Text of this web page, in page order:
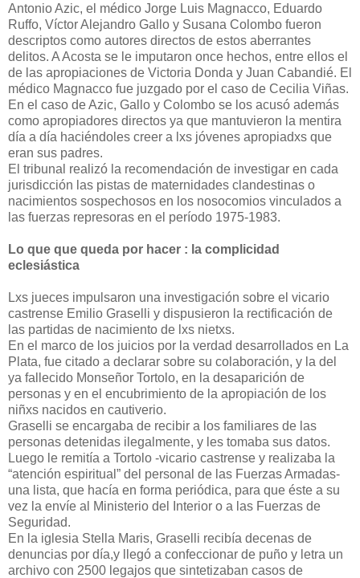
Antonio Azic, el médico Jorge Luis Magnacco, Eduardo
Ruffo, Víctor Alejandro Gallo y Susana Colombo fueron
descriptos como autores directos de estos aberrantes
delitos. A Acosta se le imputaron once hechos, entre ellos el
de las apropiaciones de Victoria Donda y Juan Cabandié. El
médico Magnacco fue juzgado por el caso de Cecilia Viñas.
En el caso de Azic, Gallo y Colombo se los acusó además
como apropiadores directos ya que mantuvieron la mentira
día a día haciéndoles creer a lxs jóvenes apropiadxs que
eran sus padres.
El tribunal realizó la recomendación de investigar en cada
jurisdicción las pistas de maternidades clandestinas o
nacimientos sospechosos en los nosocomios vinculados a
las fuerzas represoras en el período 1975-1983.
Lo que que queda por hacer : la complicidad
eclesiástica
Lxs jueces impulsaron una investigación sobre el vicario
castrense Emilio Graselli y dispusieron la rectificación de
las partidas de nacimiento de lxs nietxs.
En el marco de los juicios por la verdad desarrollados en La
Plata, fue citado a declarar sobre su colaboración, y la del
ya fallecido Monseñor Tortolo, en la desaparición de
personas y en el encubrimiento de la apropiación de los
niñxs nacidos en cautiverio.
Graselli se encargaba de recibir a los familiares de las
personas detenidas ilegalmente, y les tomaba sus datos.
Luego le remitía a Tortolo -vicario castrense y realizaba la
“atención espiritual” del personal de las Fuerzas Armadas-
una lista, que hacía en forma periódica, para que éste a su
vez la envíe al Ministerio del Interior o a las Fuerzas de
Seguridad.
En la iglesia Stella Maris, Graselli recibía decenas de
denuncias por día,y llegó a confeccionar de puño y letra un
archivo con 2500 legajos que sintetizaban casos de